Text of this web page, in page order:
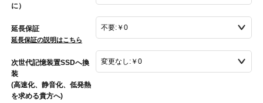
に）
延長保証
延長保証の説明はこちら
次世代記憶装置SSDへ換
装
(高速化、静音化、低発熱
を求める貴方へ)